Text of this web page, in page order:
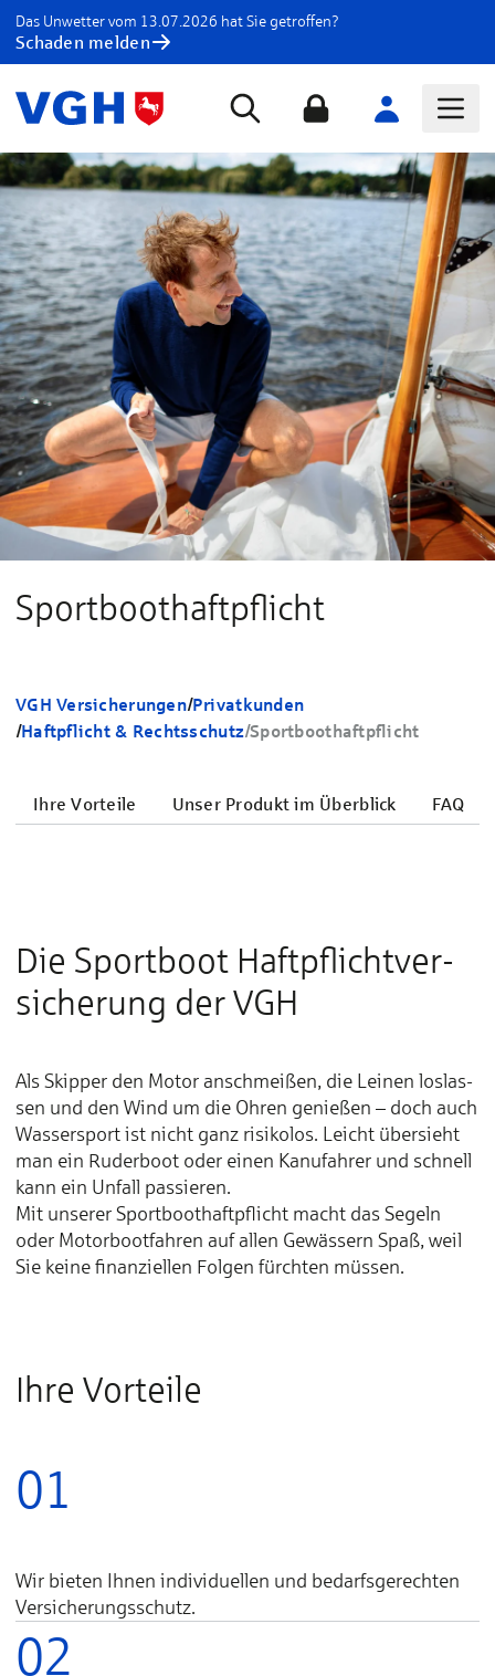
Das Unwetter vom 13.07.2026 hat Sie getroffen?
Schaden melden
Sport­boot­haft­pflicht
VGH Versicherungen/Privatkunden
/Haftpflicht & Rechtsschutz/Sportboothaftpflicht
Ihre Vorteile Unser Produkt im Überblick FAQ
Die Sport­boot Haft­pflicht­ver­
sicherung der VGH
Als Skipper den Motor an­schmeißen, die Lei­nen los­las­
sen und den Wind um die Oh­ren ge­nießen – doch auch
Was­ser­­sport ist nicht ganz ri­si­ko­los. Leicht über­sieht
man ein Ru­der­­boot oder ei­nen Ka­nu­­fah­rer und schnell
kann ein Un­fall pas­sie­ren.
Mit un­se­rer Sport­­boot­­haft­­pflicht macht das Se­geln
oder Mo­tor­­boot­­fah­ren auf al­len Ge­­wäs­sern Spaß, weil
Sie kei­ne fi­nan­ziel­len Fol­­gen fürch­ten müs­sen.
Ihre Vorteile
01
Wir bie­ten Ih­nen in­di­vi­duel­len und be­darfs­ge­rech­ten
Ver­­si­che­rungs­­schutz.
02